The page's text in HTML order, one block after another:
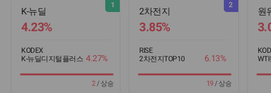
K-뉴딜
1
4.23%
KODEX
K-뉴딜디지털플러스 4.27%
2차전지
2
3.85%
RISE
2차전지TOP10
6.13%
원